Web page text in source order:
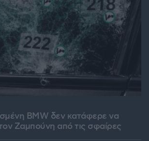
BMW δεν κατάφερε να
Ζαμπούνη από τις σφαίρες